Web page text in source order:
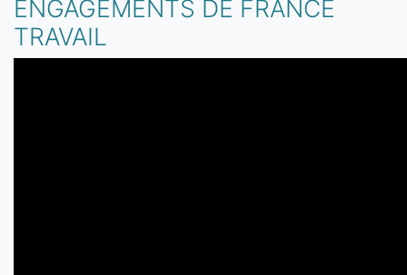
ENGAGEMENTS DE FRANCE
TRAVAIL